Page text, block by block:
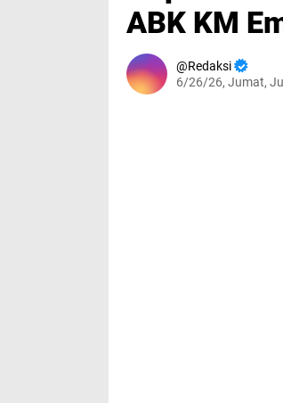
ABK KM
Redaksi
6/26/26, Jumat,